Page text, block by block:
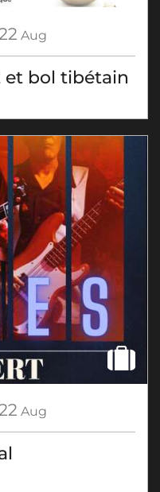
Aug
et bol tibétain
Aug